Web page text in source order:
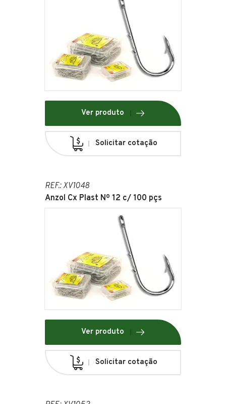
Ver produto
Solicitar cotação
REF.: XV1048
Anzol Cx Plast Nº 12 c/ 100 pçs
Ver produto
Solicitar cotação